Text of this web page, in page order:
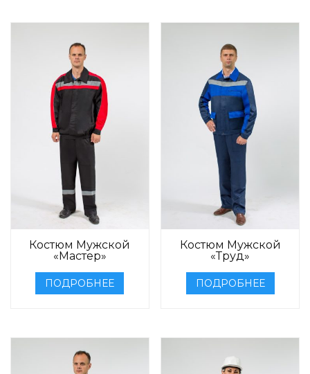
Костюм Мужской
«Мастер»
ПОДРОБНЕЕ
Костюм Мужской
«Труд»
ПОДРОБНЕЕ